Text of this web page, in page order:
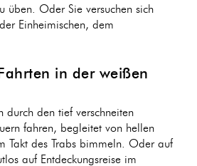
üben. Oder Sie versuchen sich
Einheimischen, dem
in der weißen
durch den tief verschneiten
fahren, begleitet von hellen
Takt des Trabs bimmeln. Oder auf
auf Entdeckungsreise im